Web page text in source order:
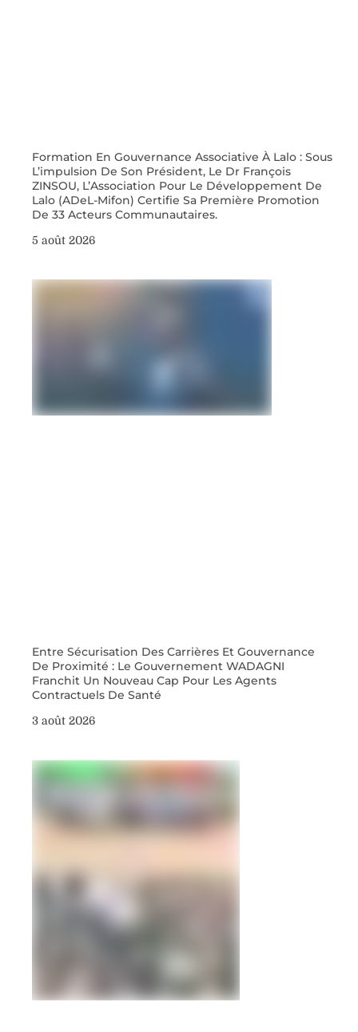
Formation En Gouvernance Associative À Lalo : Sous
L’impulsion De Son Président, Le Dr François
ZINSOU, L’Association Pour Le Développement De
Lalo (ADeL-Mifon) Certifie Sa Première Promotion
De 33 Acteurs Communautaires.
5 août 2026
Entre Sécurisation Des Carrières Et Gouvernance
De Proximité : Le Gouvernement WADAGNI
Franchit Un Nouveau Cap Pour Les Agents
Contractuels De Santé
3 août 2026